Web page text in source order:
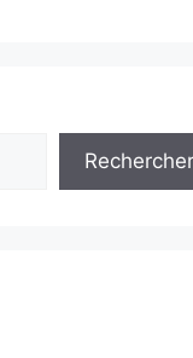
Rechercher